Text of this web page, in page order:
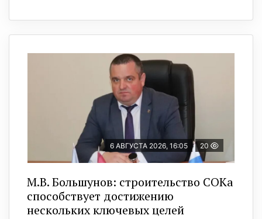
6 АВГУСТА 2026, 16:05 20
М.В. Большунов: строительство СОКа
способствует достижению
нескольких ключевых целей